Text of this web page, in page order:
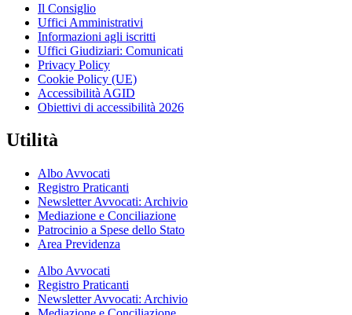
Il Consiglio
Uffici Amministrativi
Informazioni agli iscritti
Uffici Giudiziari: Comunicati
Privacy Policy
Cookie Policy (UE)
Accessibilità AGID
Obiettivi di accessibilità 2026
Utilità
Albo Avvocati
Registro Praticanti
Newsletter Avvocati: Archivio
Mediazione e Conciliazione
Patrocinio a Spese dello Stato
Area Previdenza
Albo Avvocati
Registro Praticanti
Newsletter Avvocati: Archivio